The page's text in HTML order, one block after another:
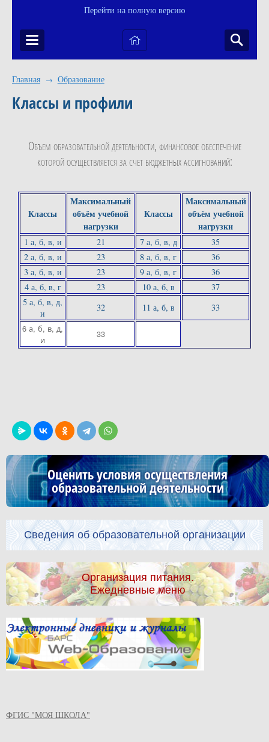
Перейти на полную версию
Главная → Образование
Классы и профили
Объем образовательной деятельности, финансовое обеспечение
которой осуществляется за счет бюджетных ассигнований:
Классы
Максимальный
объём учебной
нагрузки
Классы
Максимальный
объём учебной
нагрузки
1 а, б, в, и 21 7 а, б, в, д
35
2 а, б, в, и
23 8 а, б, в, г
36
3 а, б, в, и
23 9 а, б, в, г
36
4 а, б, в, г
23 10 а, б, в
37
5 а, б, в, д,
и
32 11 а, б, в
33
6 а, б, в, д,
и
33
Оценить условия осуществления
образовательной деятельности
Сведения об образовательной организации
Организация питания.
Ежедневные меню
ФГИС "МОЯ ШКОЛА"